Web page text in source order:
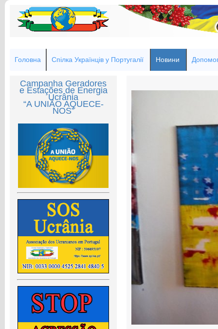
Головна Спілка Українців у Португалії Новини
Campanha Geradores
e Estações de Energia
Ucrânia
“A UNIÃO AQUECE-
NOS”